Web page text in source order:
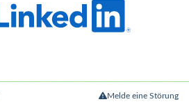
Melde eine Störung